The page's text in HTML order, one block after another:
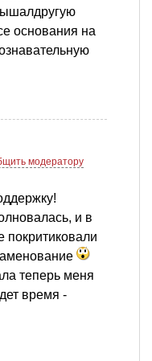
основания на
модератору
и в
покритиковали
теперь меня
время -